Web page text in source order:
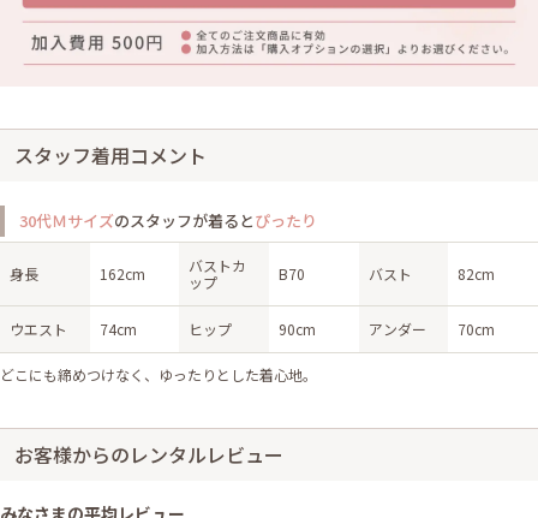
スタッフ着用コメント
30代Ｍサイズのスタッフが着るとぴったり
身長 162cm
バストカ
ップ
B70 バスト 82cm
ウエスト 74cm ヒップ 90cm アンダー 70cm
どこにも締めつけなく、ゆったりとした着心地。
お客様からのレンタルレビュー